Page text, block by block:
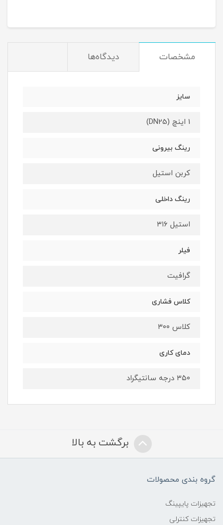
مشخصات دیدگاه‌ها
سایز
1 اینچ (DN25)
رینگ بیرونی
کربن استیل
رینگ داخلی
استیل ۳۱۶
فیلر
گرافیت
کلاس فشاری
کلاس ۳۰۰
دمای کاری
۳۵۰ درجه سانتیگراد
برگشت به بالا
گروه بندی محصولات
تجهیزات پایپینگ
تجهیزات کنترلی